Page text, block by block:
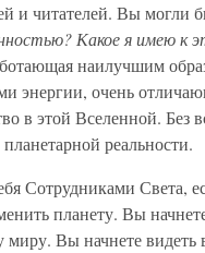
и читателей. Вы могли
Какое я имею к
наилучшим
энергии, очень
в этой Вселенной. Без
реальности.
Сотрудниками Света,
планету. Вы
миру. Вы начнете